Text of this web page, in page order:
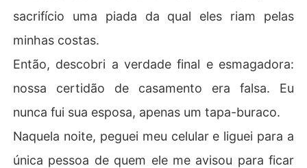
sacrifício uma piada da qual eles riam pelas
minhas costas.
Então, descobri a verdade final e esmagadora:
nossa certidão de casamento era falsa. Eu
nunca fui sua esposa, apenas um tapa-buraco.
Naquela noite, peguei meu celular e liguei para a
única pessoa de quem ele me avisou para ficar